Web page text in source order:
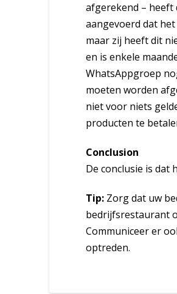
afgerekend – heeft
aangevoerd dat
maar zij heeft dit
en is enkele
WhatsAppgroep
moeten worden
niet voor niets
producten te
Conclusion
De conclusie is dat
Tip:Zorg dat uw
bedrijfsrestaurant
Communiceer er
optreden.